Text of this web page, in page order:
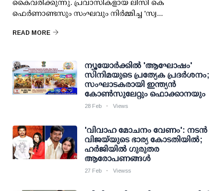
കൈവരിക്കുന്നു. പ്രവാസികളായ ലിസി കെ
ഫെർണാണ്ടസും സംഘവും നിർമ്മിച്ച 'സ്വ...
READ MORE
ന്യൂയോർക്കിൽ 'ആഘോഷം'
സിനിമയുടെ പ്രത്യേക പ്രദർശനം;
സംഘാടകരായി ഇന്ത്യൻ
കോൺസുലേറ്റും ഫൊക്കാനയും
28 Feb Views
'വിവാഹ മോചനം വേണം': നടന്‍
വിജയ്‌യുടെ ഭാര്യ കോടതിയില്‍;
ഹര്‍ജിയില്‍ ഗുരുതര
ആരോപണങ്ങള്‍
27 Feb Viewss